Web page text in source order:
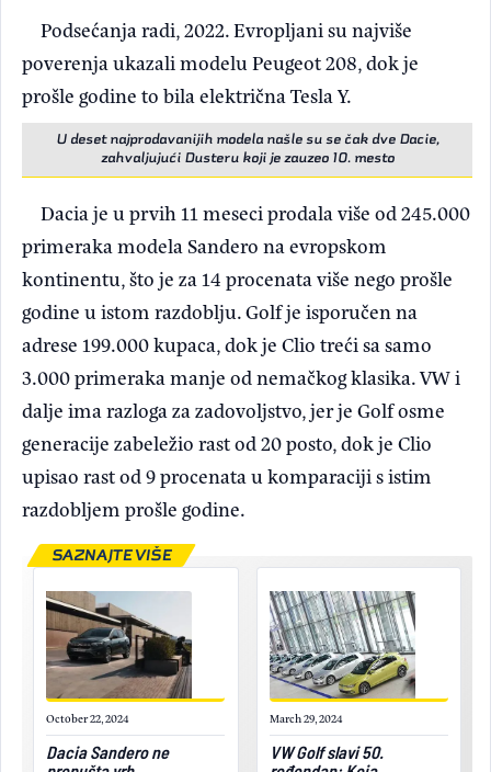
Podsećanja radi, 2022. Evropljani su najviše
poverenja ukazali modelu Peugeot 208, dok je
prošle godine to bila električna Tesla Y.
U deset najprodavanijih modela našle su se čak dve Dacie,
zahvaljujući Dusteru koji je zauzeo 10. mesto
Dacia je u prvih 11 meseci prodala više od 245.000
primeraka modela Sandero na evropskom
kontinentu, što je za 14 procenata više nego prošle
godine u istom razdoblju. Golf je isporučen na
adrese 199.000 kupaca, dok je Clio treći sa samo
3.000 primeraka manje od nemačkog klasika. VW i
dalje ima razloga za zadovoljstvo, jer je Golf osme
generacije zabeležio rast od 20 posto, dok je Clio
upisao rast od 9 procenata u komparaciji s istim
razdobljem prošle godine.
October 22, 2024
Dacia Sandero ne
March 29, 2024
VW Golf slavi 50.
SAZNAJTE VIŠE